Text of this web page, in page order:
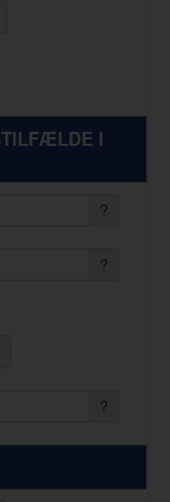
I
?
?
?